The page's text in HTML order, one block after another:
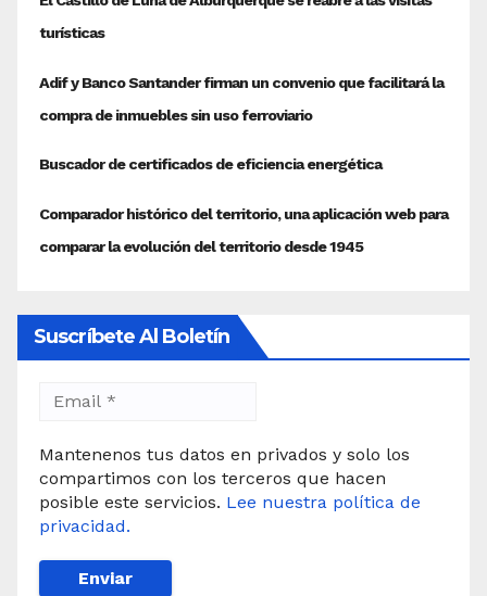
Suscríbete Al Boletín
Mantenenos tus datos en privados y solo los
compartimos con los terceros que hacen
posible este servicios. Lee nuestra política de
privacidad.